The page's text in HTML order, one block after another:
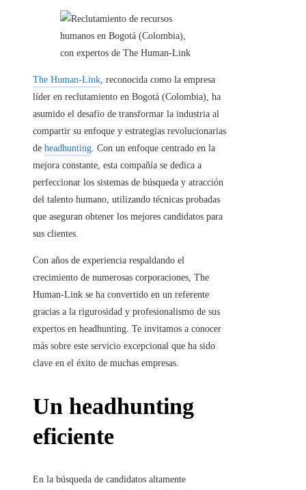
The Human-Link, reconocida como la empresa
líder en reclutamiento en Bogotá (Colombia), ha
asumido el desafío de transformar la industria al
compartir su enfoque y estrategias revolucionarias
de headhunting. Con un enfoque centrado en la
mejora constante, esta compañía se dedica a
perfeccionar los sistemas de búsqueda y atracción
del talento humano, utilizando técnicas probadas
que aseguran obtener los mejores candidatos para
sus clientes.
Con años de experiencia respaldando el
crecimiento de numerosas corporaciones, The
Human-Link se ha convertido en un referente
gracias a la rigurosidad y profesionalismo de sus
expertos en headhunting. Te invitamos a conocer
más sobre este servicio excepcional que ha sido
clave en el éxito de muchas empresas.
Un headhunting
eficiente
En la búsqueda de candidatos altamente